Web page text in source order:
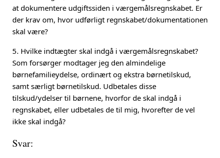
at dokumentere udgiftssiden i værgemålsregnskabet. Er
der krav om, hvor udførligt regnskabet/dokumentationen
skal være?
5. Hvilke indtægter skal indgå i værgemålsregnskabet?
Som forsørger modtager jeg den almindelige
børnefamilieydelse, ordinært og ekstra børnetilskud,
samt særligt børnetilskud. Udbetales disse
tilskud/ydelser til børnene, hvorfor de skal indgå i
regnskabet, eller udbetales de til mig, hvorefter de vel
ikke skal indgå?
Svar: